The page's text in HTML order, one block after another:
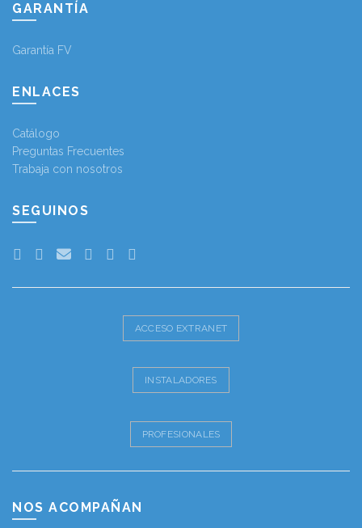
GARANTÍA
Garantía FV
ENLACES
Catálogo
Preguntas Frecuentes
Trabaja con nosotros
SEGUINOS
ACCESO EXTRANET
INSTALADORES
PROFESIONALES
NOS ACOMPAÑAN